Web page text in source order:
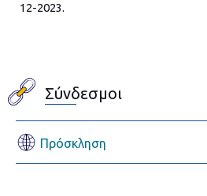
12-2023.
Σύνδεσμοι
Πρόσκληση